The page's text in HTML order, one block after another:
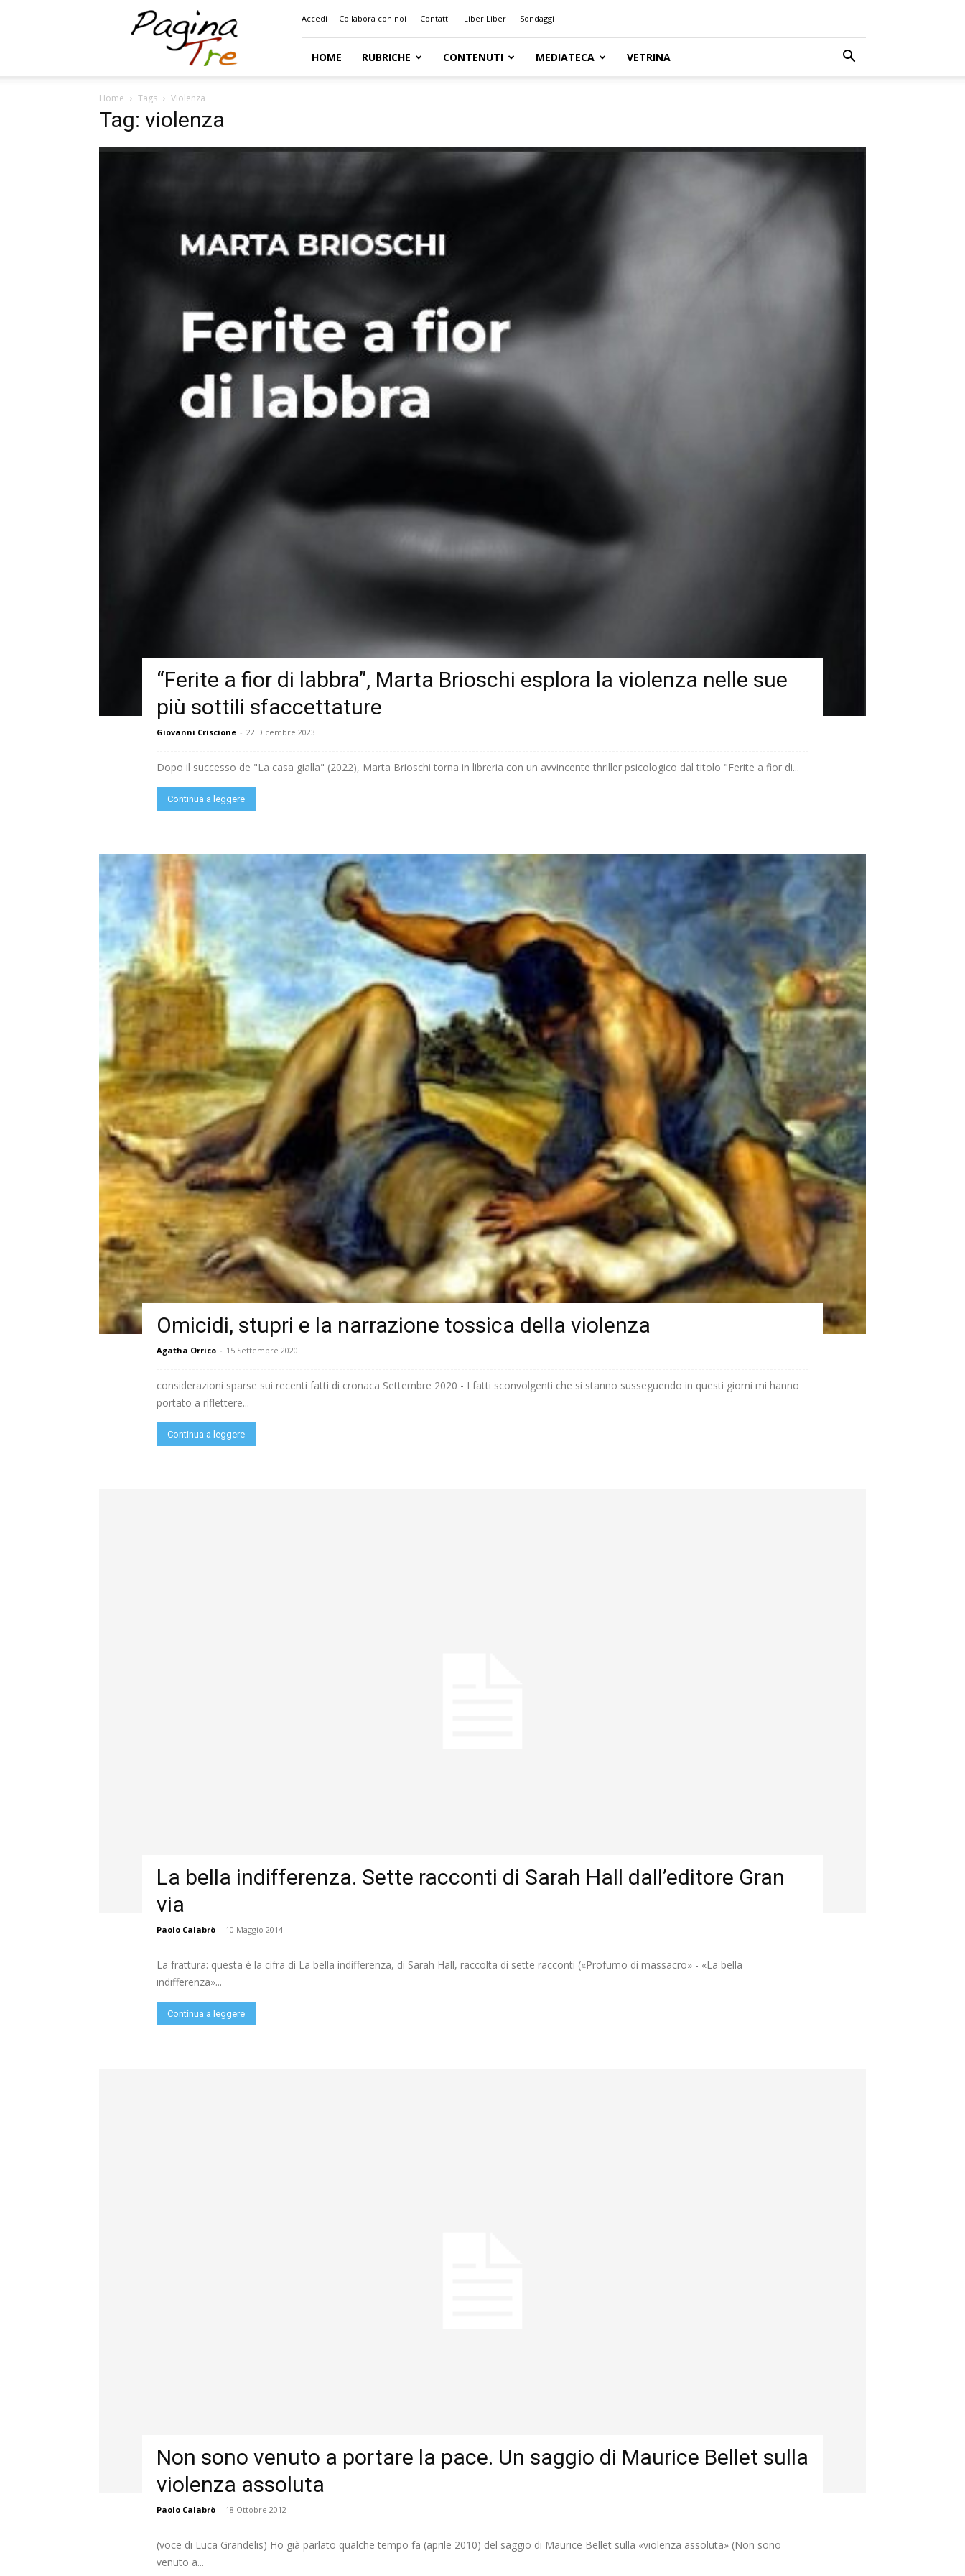
Accedi Collabora con noi Contatti Liber Liber Sondaggi
HOME RUBRICHE CONTENUTI MEDIATECA VETRINA
Home Tags Violenza
Tag: violenza
“Ferite a fior di labbra”, Marta Brioschi esplora la violenza nelle sue
più sottili sfaccettature
Giovanni Criscione - 22 Dicembre 2023
Dopo il successo de "La casa gialla" (2022), Marta Brioschi torna in libreria con un avvincente thriller psicologico dal titolo "Ferite a fior di...
Continua a leggere
Omicidi, stupri e la narrazione tossica della violenza
Agatha Orrico - 15 Settembre 2020
considerazioni sparse sui recenti fatti di cronaca Settembre 2020 - I fatti sconvolgenti che si stanno susseguendo in questi giorni mi hanno
portato a riflettere...
Continua a leggere
La bella indifferenza. Sette racconti di Sarah Hall dall’editore Gran
via
Paolo Calabrò - 10 Maggio 2014
La frattura: questa è la cifra di La bella indifferenza, di Sarah Hall, raccolta di sette racconti («Profumo di massacro» - «La bella
indifferenza»...
Continua a leggere
Non sono venuto a portare la pace. Un saggio di Maurice Bellet sulla
violenza assoluta
Paolo Calabrò - 18 Ottobre 2012
(voce di Luca Grandelis) Ho già parlato qualche tempo fa (aprile 2010) del saggio di Maurice Bellet sulla «violenza assoluta» (Non sono
venuto a...